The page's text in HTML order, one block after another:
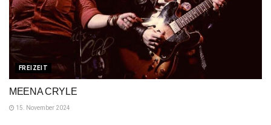
FREIZEIT
MEENA CRYLE
15. November 2024